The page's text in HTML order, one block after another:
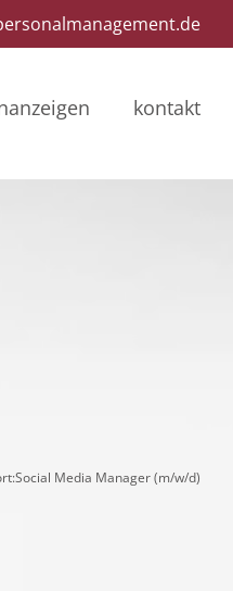
kontakt
Social Media Manager (m/w/d)